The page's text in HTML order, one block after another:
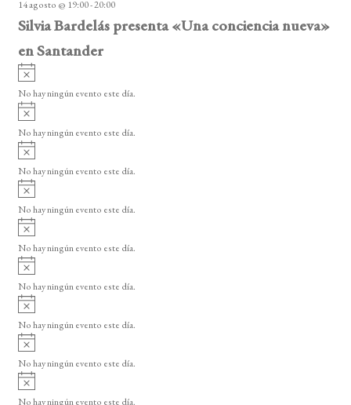
o
14 agosto @ 19:00-20:00
Silvia Bardelás presenta «Una conciencia nueva»
en Santander
A
v
i
o
No hay ningún evento este día.
A
v
i
o
No hay ningún evento este día.
A
v
i
o
No hay ningún evento este día.
A
v
i
o
No hay ningún evento este día.
A
v
i
o
No hay ningún evento este día.
A
v
i
o
No hay ningún evento este día.
A
v
i
o
No hay ningún evento este día.
A
v
i
o
No hay ningún evento este día.
A
v
No hay ningún evento este día.